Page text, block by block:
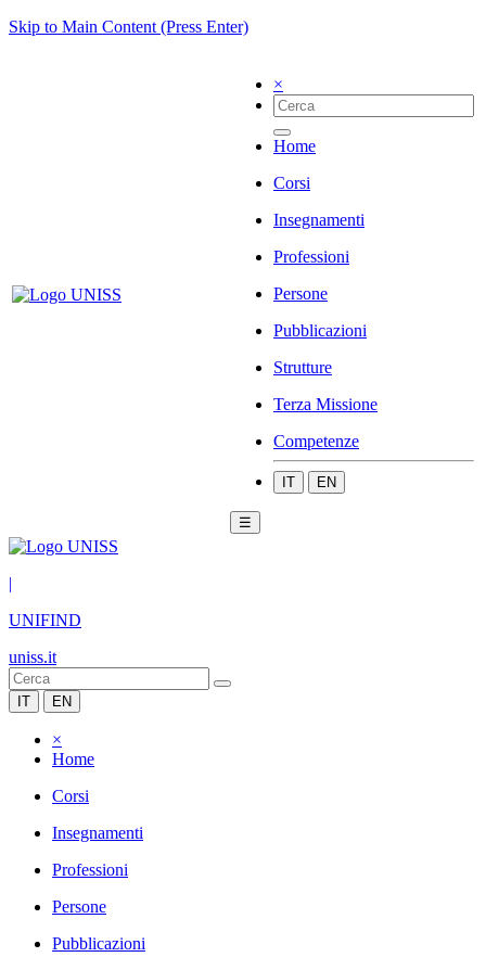
Skip to Main Content (Press Enter)
×
Home
Corsi
Insegnamenti
Professioni
Persone
Pubblicazioni
Strutture
Terza Missione
Competenze
IT EN
☰
|
UNIFIND
uniss.it
IT EN
×
Home
Corsi
Insegnamenti
Professioni
Persone
Pubblicazioni